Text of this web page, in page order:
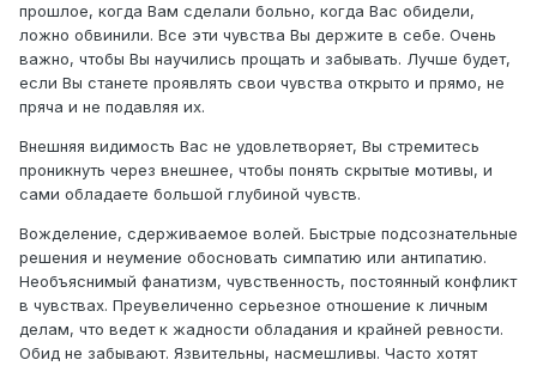
прошлое, когда Вам сделали больно, когда Вас обидели,
ложно обвинили. Все эти чувства Вы держите в себе. Очень
важно, чтобы Вы научились прощать и забывать. Лучше будет,
если Вы станете проявлять свои чувства открыто и прямо, не
пряча и не подавляя их.
Внешняя видимость Вас не удовлетворяет, Вы стремитесь
проникнуть через внешнее, чтобы понять скрытые мотивы, и
сами обладаете большой глубиной чувств.
Вожделение, сдерживаемое волей. Быстрые подсознательные
решения и неумение обосновать симпатию или антипатию.
Необъяснимый фанатизм, чувственность, постоянный конфликт
в чувствах. Преувеличенно серьезное отношение к личным
делам, что ведет к жадности обладания и крайней ревности.
Обид не забывают. Язвительны, насмешливы. Часто хотят